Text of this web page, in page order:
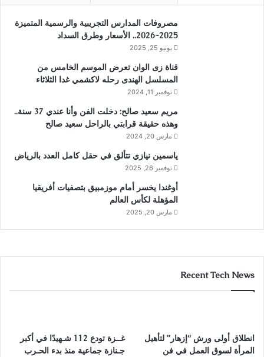
مصروفات المدارس التجريبية والرسمية المتميزة
2025-2026.. الأسعار وطرق السداد
يونيو 25, 2025
قناة زى الوان تعرض الموسم الخامس من
المسلسل الهندى رحله لاكشمي غدا الثلاثاء
نوفمبر 11, 2024
مريم سعيد صالح: دخلت الفن وأنا عندي 37 سنة..
وهذه حقيقة قرابتي بالراحل سعيد صالح
مارس 20, 2024
ياسمين نيازي تتألق في حقل كامل العدد بالرياض
نوفمبر 26, 2025
أوغندا يخسر أمام موزمبيق بتصفيات أفريقيا
المؤهلة لكأس العالم
مارس 20, 2025
Recent Tech News
انطلاق أولى ورش “إزهار” لتأهيل
المرأة لسوق العمل في فن
غــزة تودع 112 شـهيدًا في أكبر
جـنازة جماعية منذ بدء الحـرب